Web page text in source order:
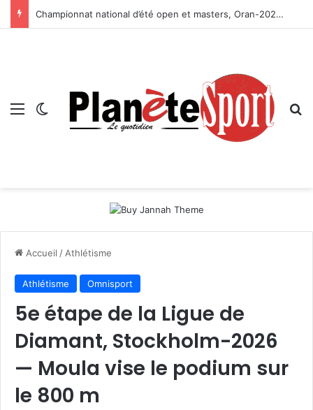
Championnat national d’été open et masters, Oran-2026 — Le CRB s’adjuge le titre
Menu Switch skin
Accueil / Athlétisme
Athlétisme Omnisport
5e étape de la Ligue de
Diamant, Stockholm-2026
— Moula vise le podium sur
le 800 m